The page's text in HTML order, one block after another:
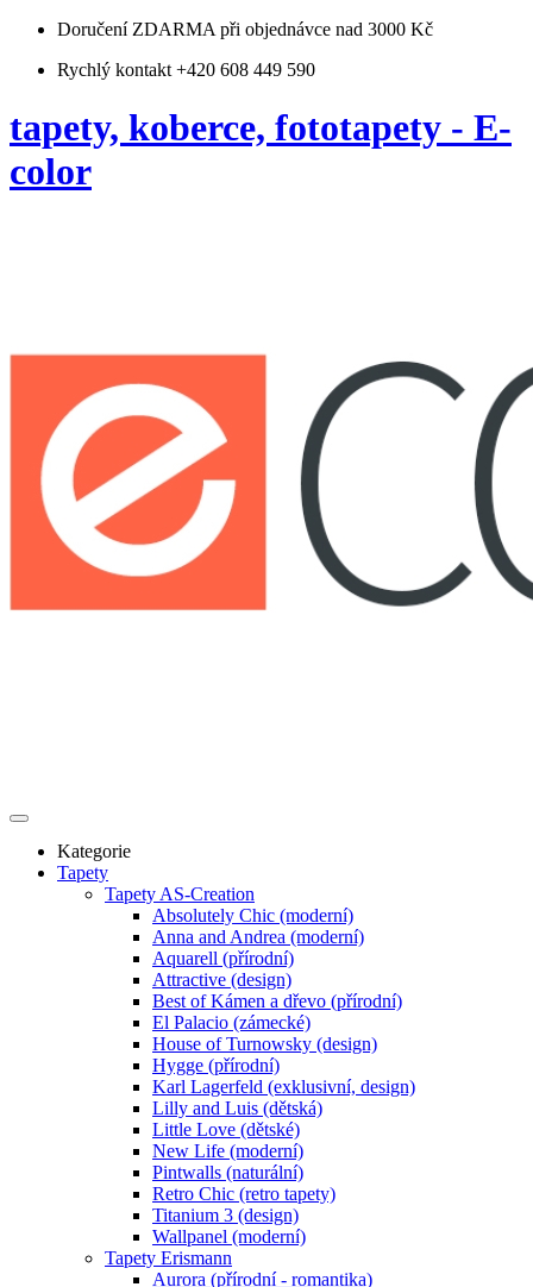
Doručení ZDARMA při objednávce nad 3000 Kč
Rychlý kontakt +420 608 449 590
tapety, koberce, fototapety - E-
color
Kategorie
Tapety
Tapety AS-Creation
Absolutely Chic (moderní)
Anna and Andrea (moderní)
Aquarell (přírodní)
Attractive (design)
Best of Kámen a dřevo (přírodní)
El Palacio (zámecké)
House of Turnowsky (design)
Hygge (přírodní)
Karl Lagerfeld (exklusivní, design)
Lilly and Luis (dětská)
Little Love (dětské)
New Life (moderní)
Pintwalls (naturální)
Retro Chic (retro tapety)
Titanium 3 (design)
Wallpanel (moderní)
Tapety Erismann
Aurora (přírodní - romantika)